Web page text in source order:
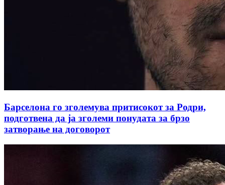
Барселона го зголемува притисокот за Родри,
подготвена да ја зголеми понудата за брзо
затворање на договорот